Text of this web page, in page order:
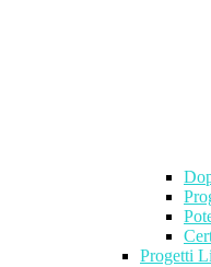
Progetti